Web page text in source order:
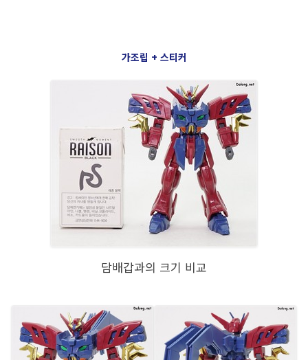
가조립 + 스티커
담배갑과의 크기 비교